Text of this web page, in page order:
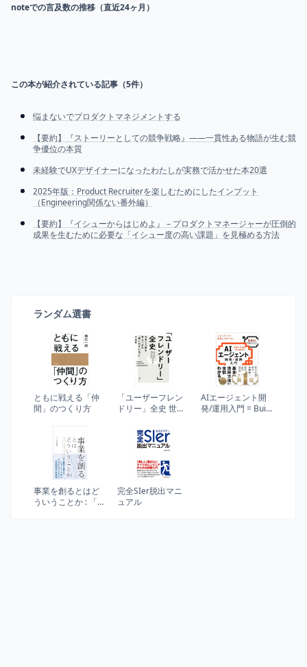
noteでの言及数の推移（直近24ヶ月）
この本が紹介されている記事（5件）
悩まないでプロダクトマネジメントする
【要約】『ストーリーとしての競争戦略』――一貫性ある物語が生む競
争優位の本質
未経験でUXデザイナーになったわたしが実務で活かせた本20選
2025年版：Product Recruiterを楽しむためにしたインプット
（Engineering関係ない番外編）
【要約】『イシューからはじめよ』 – プロダクトマネージャーが圧倒的
成果を生むために必要な「イシュー度の高い課題」を見極める方法
ランダム選書
ともに戦える「仲
間」のつくり方
「ユーザーフレン
ドリー」全史 世界
た「使いやすいモ
ノ」の法則
AIエージェント開
発/運用入門 = Build
事業を創るとはど
ういうことか : 「温
完全SIer脱出マニ
ュアル